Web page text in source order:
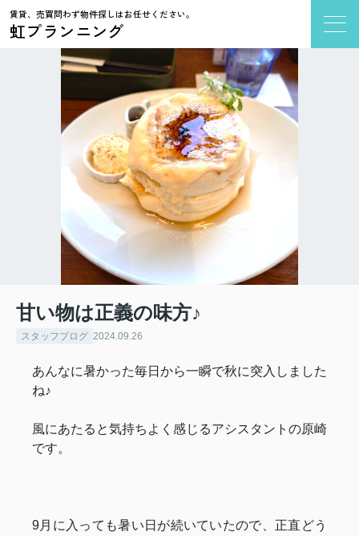
賃貸、売買問わず物件探しはお任せください。
虹プランニング
甘い物は正義の味方♪
スタッフブログ 2024.09.26
あんなに暑かった毎日から一瞬で秋に突入しました
ね♪
風にあたると気持ちよく感じるアシスタントの原崎
です。
9月に入っても暑い日が続いていたので、正直どう